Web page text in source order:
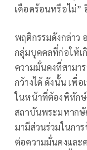
เดือดร้อนหรือไม่”
พฤติกรรมดังกล่าว
กลุ่มบุคคลที่ก่อให้เ
ความมั่นคงที่สามา
กว้างได้ ดังนั้น เพื่
ในหน้าที่ต้องพิทักษ์
สถาบันพระมหากษั
มามีส่วนร่วมในกา
ต่อความมั่นคงและ